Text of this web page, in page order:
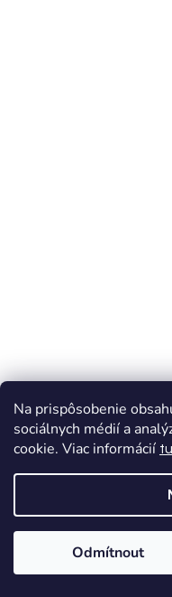
Na prispôsobenie
sociálnych médií a
cookie. Viac informácií tu
Odmítnout
NOVINKA
2dílná chlapecká
krémová
949 Kč